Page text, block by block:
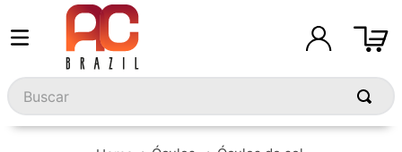
Buscar